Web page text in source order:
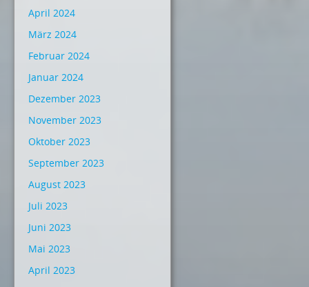
April 2024
März 2024
Februar 2024
Januar 2024
Dezember 2023
November 2023
Oktober 2023
September 2023
August 2023
Juli 2023
Juni 2023
Mai 2023
April 2023